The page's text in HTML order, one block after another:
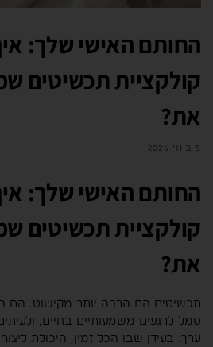
החותם האישי שלך:
קולקציית תכשיטים
את?
5 ביוני 2026
החותם האישי שלך:
קולקציית תכשיטים
את?
תכשיטים הם הרבה יותר מקישוט.
סמל לרגעים משמעותיים בחיים,
ערך. בעידן שבו הכל זמין, היכולת